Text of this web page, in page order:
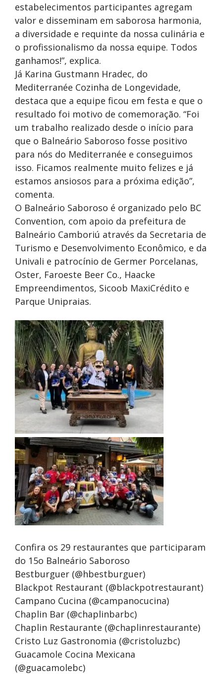
estabelecimentos participantes agregam
valor e disseminam em saborosa harmonia,
a diversidade e requinte da nossa culinária e
o profissionalismo da nossa equipe. Todos
ganhamos!”, explica.
Já Karina Gustmann Hradec, do
Mediterranée Cozinha de Longevidade,
destaca que a equipe ficou em festa e que o
resultado foi motivo de comemoração. “Foi
um trabalho realizado desde o início para
que o Balneário Saboroso fosse positivo
para nós do Mediterranée e conseguimos
isso. Ficamos realmente muito felizes e já
estamos ansiosos para a próxima edição”,
comenta.
O Balneário Saboroso é organizado pelo BC
Convention, com apoio da prefeitura de
Balneário Camboriú através da Secretaria de
Turismo e Desenvolvimento Econômico, e da
Univali e patrocínio de Germer Porcelanas,
Oster, Faroeste Beer Co., Haacke
Empreendimentos, Sicoob MaxiCrédito e
Parque Unipraias.
Confira os 29 restaurantes que participaram
do 15o Balneário Saboroso
Bestburguer (@hbestburguer)
Blackpot Restaurant (@blackpotrestaurant)
Campano Cucina (@campanocucina)
Chaplin Bar (@chaplinbarbc)
Chaplin Restaurante (@chaplinrestaurante)
Cristo Luz Gastronomia (@cristoluzbc)
Guacamole Cocina Mexicana
(@guacamolebc)